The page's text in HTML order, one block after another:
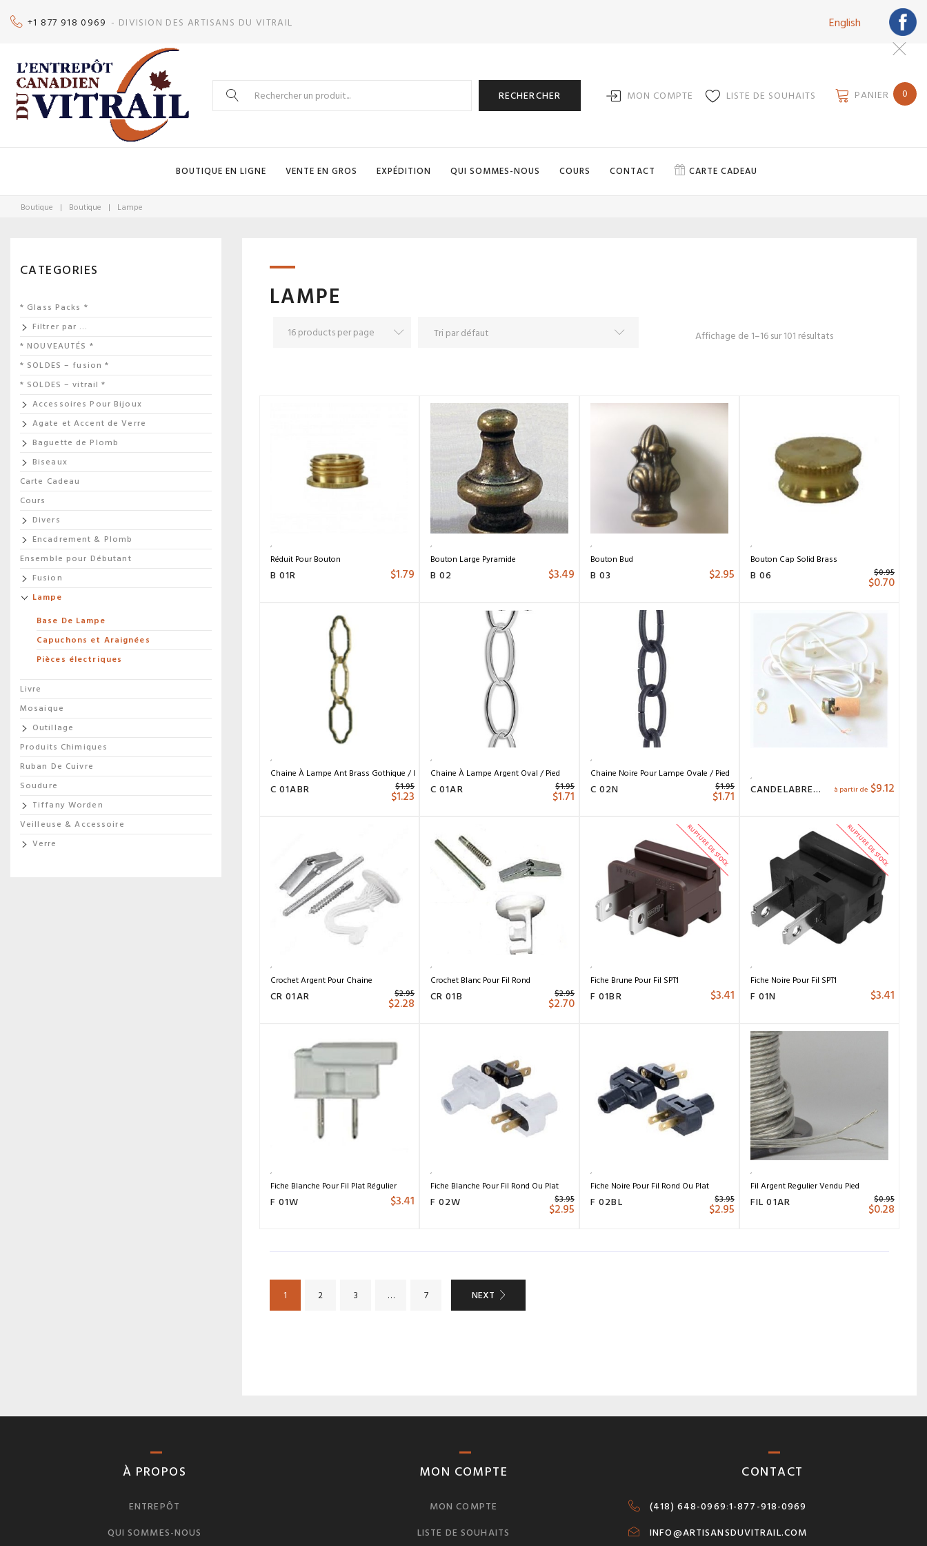
+1 877 918 0969 - DIVISION DES ARTISANS DU VITRAIL English
Search
RECHERCHER MON COMPTE LISTE DE SOUHAITS PANIER 0
BOUTIQUE EN LIGNE VENTE EN GROS EXPÉDITION QUI SOMMES-NOUS COURS CONTACT CARTE CADEAU
Boutique | Boutique | Lampe
LAMPE
Affichage de 1–16 sur 101 résultats
Réduit Pour Bouton
B 01R $1.79
Bouton Large Pyramide
B 02 $3.49
Bouton Bud
B 03 $2.95
Bouton Cap Solid Brass
B 06 $0.95
$0.70
Chaine À Lampe Ant Brass Gothique / Pied
C 01ABR $1.95
$1.23
Chaine À Lampe Argent Oval / Pied
C 01AR $1.95
$1.71
Chaine Noire Pour Lampe Ovale / Pied
C 02N $1.95
$1.71 CANDELABRE SOCKET à partir de $9.12
Crochet Argent Pour Chaine
CR 01AR $2.95
$2.28
Crochet Blanc Pour Fil Rond
CR 01B $2.95
$2.70
RUPTURE DE STOCK
Fiche Brune Pour Fil SPT1
F 01BR $3.41
RUPTURE DE STOCK
Fiche Noire Pour Fil SPT1
F 01N $3.41
Fiche Blanche Pour Fil Plat Régulier
F 01W $3.41
Fiche Blanche Pour Fil Rond Ou Plat
F 02W $3.95
$2.95
Fiche Noire Pour Fil Rond Ou Plat
F 02BL $3.95
$2.95
Fil Argent Regulier Vendu Pied
FIL 01AR $0.95
$0.28
1 2 3 … 7 NEXT
CATEGORIES
* Glass Packs *
Filtrer par …
* NOUVEAUTÉS *
* SOLDES – fusion *
* SOLDES – vitrail *
Accessoires Pour Bijoux
Agate et Accent de Verre
Baguette de Plomb
Biseaux
Carte Cadeau
Cours
Divers
Encadrement & Plomb
Ensemble pour Débutant
Fusion
Lampe
Base De Lampe
Capuchons et Araignées
Pièces électriques
Livre
Mosaique
Outillage
Produits Chimiques
Ruban De Cuivre
Soudure
Tiffany Worden
Veilleuse & Accessoire
Verre
À PROPOS
ENTREPÔT
QUI SOMMES-NOUS
MON COMPTE
MON COMPTE
LISTE DE SOUHAITS
CONTACT
(418) 648-0969:1-877-918-0969
INFO@ARTISANSDUVITRAIL.COM